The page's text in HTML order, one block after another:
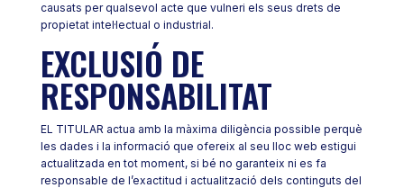
causats per qualsevol acte que vulneri els seus drets de
propietat intel·lectual o industrial.
EXCLUSIÓ DE
RESPONSABILITAT
EL TITULAR actua amb la màxima diligència possible perquè
les dades i la informació que ofereix al seu lloc web estigui
actualitzada en tot moment, si bé no garanteix ni es fa
responsable de l’exactitud i actualització dels continguts del